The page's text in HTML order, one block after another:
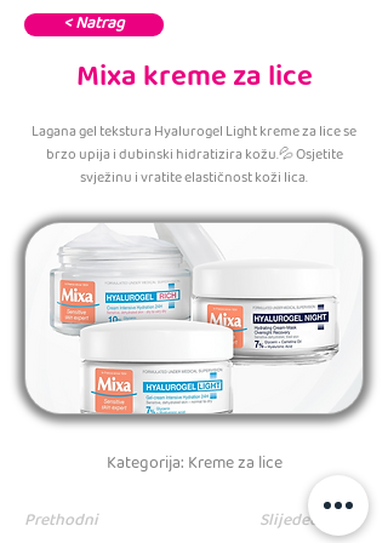
< Natrag
Mixa kreme za lice
Lagana gel tekstura Hyalurogel Light kreme za lice se
brzo upija i dubinski hidratizira kožu.💦 Osjetite
svježinu i vratite elastičnost koži lica.
Kategorija: Kreme za lice
Prethodni
Slijedeći